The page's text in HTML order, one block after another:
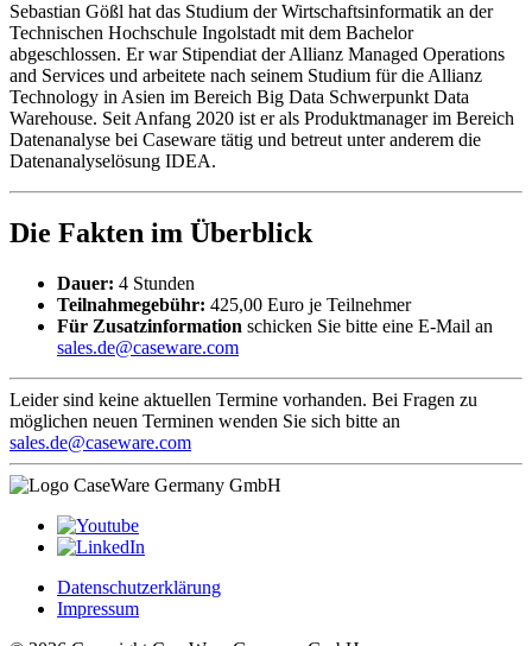
Sebastian Gößl hat das Studium der Wirtschaftsinformatik an der
Technischen Hochschule Ingolstadt mit dem Bachelor
abgeschlossen. Er war Stipendiat der Allianz Managed Operations
and Services und arbeitete nach seinem Studium für die Allianz
Technology in Asien im Bereich Big Data Schwerpunkt Data
Warehouse. Seit Anfang 2020 ist er als Produktmanager im Bereich
Datenanalyse bei Caseware tätig und betreut unter anderem die
Datenanalyselösung IDEA.
Die Fakten im Überblick
Dauer: 4 Stunden
Teilnahmegebühr: 425,00 Euro je Teilnehmer
Für Zusatzinformation schicken Sie bitte eine E-Mail an
sales.de@caseware.com
Leider sind keine aktuellen Termine vorhanden. Bei Fragen zu
möglichen neuen Terminen wenden Sie sich bitte an
sales.de@caseware.com
Datenschutzerklärung
Impressum